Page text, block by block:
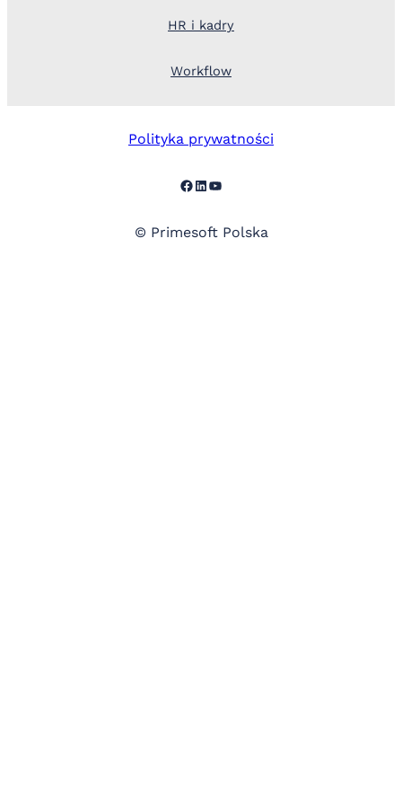
HR i kadry
Workflow
Polityka prywatności
Facebook
LinkedIn
YouTube
© Primesoft Polska